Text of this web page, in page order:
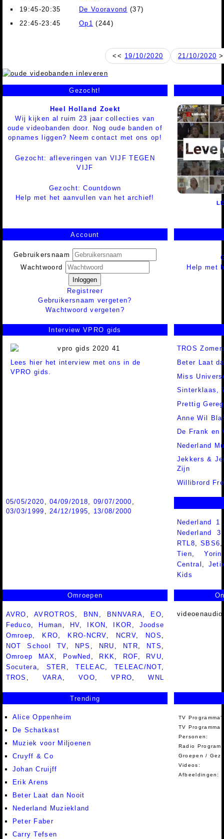
19:45-20:35
De Vooravond (37)
22:45-23:45
Op1 (244)
<< 19/10/2020 21/10/2020
Gezocht!
Heel Holland Zoekt
Wij kijken al ruim 23 jaar collecties van
oude videobanden door. Nog oude banden of
opnames liggen? Neem contact met ons op!
Gezocht: afleveringen van VIJF TEGEN
VIJF
Gezocht: Countdown
Help met het aanvullen van het archief!
Account
Gebruikersnaam
Wachtwoord
Inloggen
Registreer
Gebruikersnaam vergeten?
Wachtwoord vergeten?
Help met
Interview VPRO gids
Lees hier het interview met ons in de
VPRO gids.
TROS
Beter Laat
Miss
Sinterklaas,
Prettig
Anne Wil
De Frank en
Nederland
Jekkers &
Zijn
Willibrord
05/05/2020 ,04/09/2018, 09/07/2000 ,
03/03/1999 ,24/12/1995, 13/08/2000
Nederland 1
Nederland
RTL8 ,SBS6
Tien ,Yorin
Central
Kids
Omroepen
AVRO ,AVROTROS , BNN , BNNVARA, EO,
Feduco, Human , HV, IKON , IKOR , Joodse
Omroep, KRO, KRO-NCRV, NCRV, NOS ,
NOT School TV, NPS , NRU , NTR, NTS ,
Omroep MAX, PowNed , RKK, ROF, RVU,
Socutera, STER ,TELEAC, TELEAC/NOT,
TROS , VARA,VOO,VPRO,WNL
Trending
Alice Oppenheim
De Schatkast
Muziek voor Miljoenen
Cruyff & Co
Johan Cruijff
Erik Arens
Beter Laat dan Nooit
Nederland Muziekland
Peter Faber
Carry Tefsen
TV
TV Programma
Personen:
Radio
Groepen /
Videos:
Afbeeldingen: